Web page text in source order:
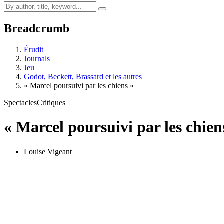
Breadcrumb
Érudit
Journals
Jeu
Godot, Beckett, Brassard et les autres
« Marcel poursuivi par les chiens »
SpectaclesCritiques
« Marcel poursuivi par les
Louise Vigeant